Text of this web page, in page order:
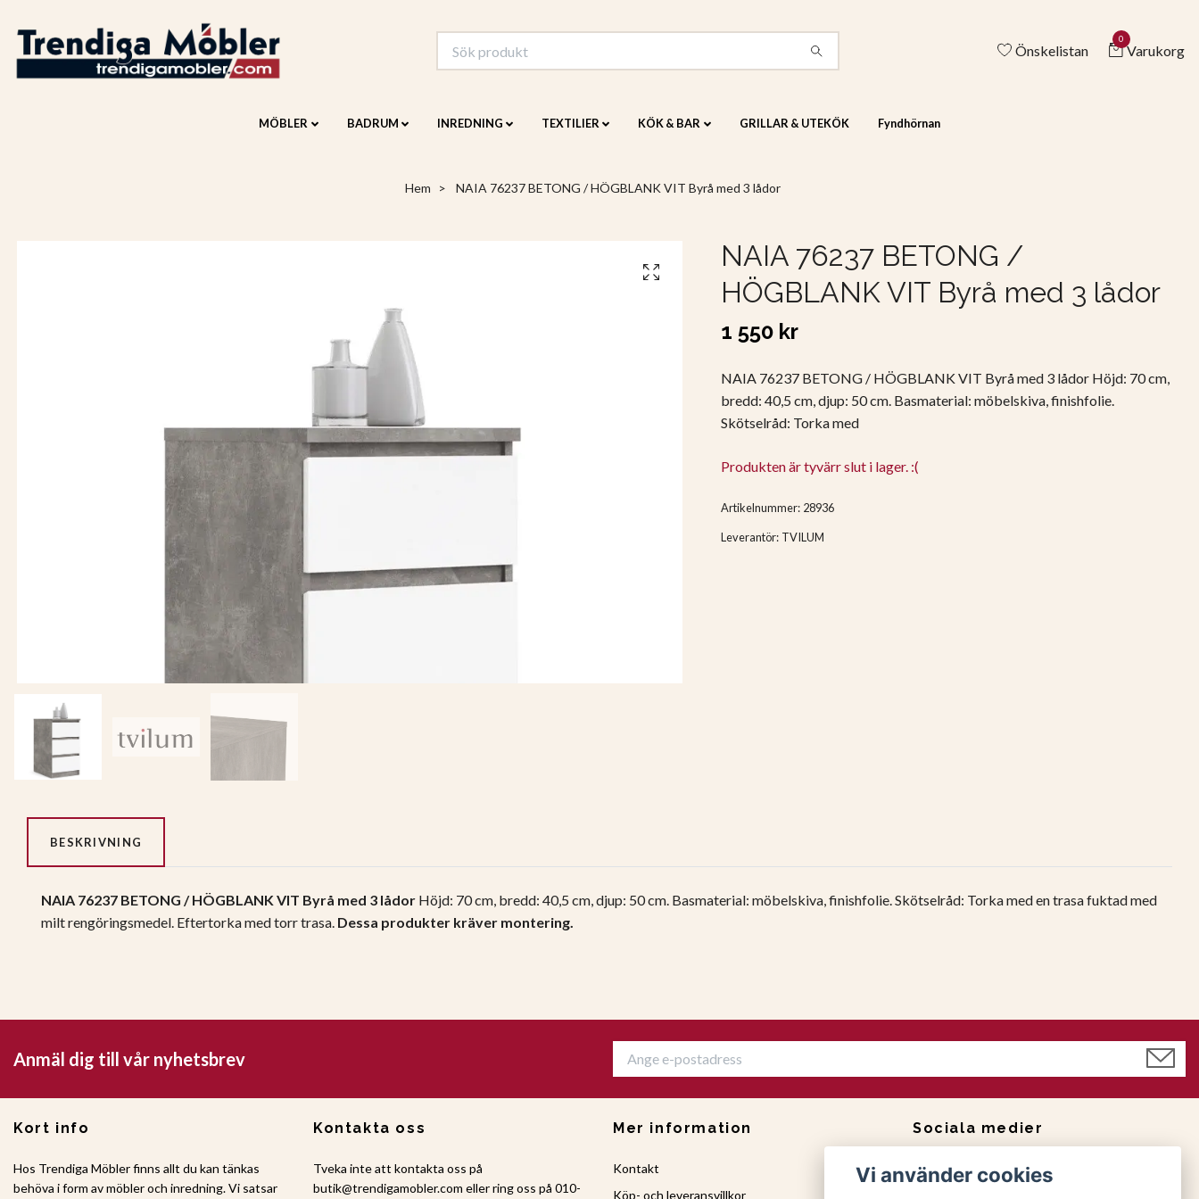
Önskelistan
0
Varukorg
MÖBLER BADRUM INREDNING TEXTILIER KÖK & BAR GRILLAR & UTEKÖK Fyndhörnan
Hem NAIA 76237 BETONG / HÖGBLANK VIT Byrå med 3 lådor
NAIA 76237 BETONG /
HÖGBLANK VIT Byrå med 3 lådor
1 550 kr
NAIA 76237 BETONG / HÖGBLANK VIT Byrå med 3 lådor Höjd: 70 cm,
bredd: 40,5 cm, djup: 50 cm. Basmaterial: möbelskiva, finishfolie.
Skötselråd: Torka med
Produkten är tyvärr slut i lager. :(
Artikelnummer: 28936
Leverantör: TVILUM
BESKRIVNING
NAIA 76237 BETONG / HÖGBLANK VIT Byrå med 3 lådor Höjd: 70 cm, bredd: 40,5 cm, djup: 50 cm. Basmaterial: möbelskiva, finishfolie.Skötselråd: Torka med en trasa fuktad med
milt rengöringsmedel. Eftertorka med torr trasa. Dessa produkter kräver montering.
Anmäl dig till vår nyhetsbrev
Kort info
Hos Trendiga Möbler finns allt du kan tänkas
behöva i form av möbler och inredning. Vi satsar
Kontakta oss
Tveka inte att kontakta oss på
butik@trendigamobler.com eller ring oss på 010-
Mer information
Kontakt
Köp- och leveransvillkor
Sociala medier
Facebook
Vi använder cookies